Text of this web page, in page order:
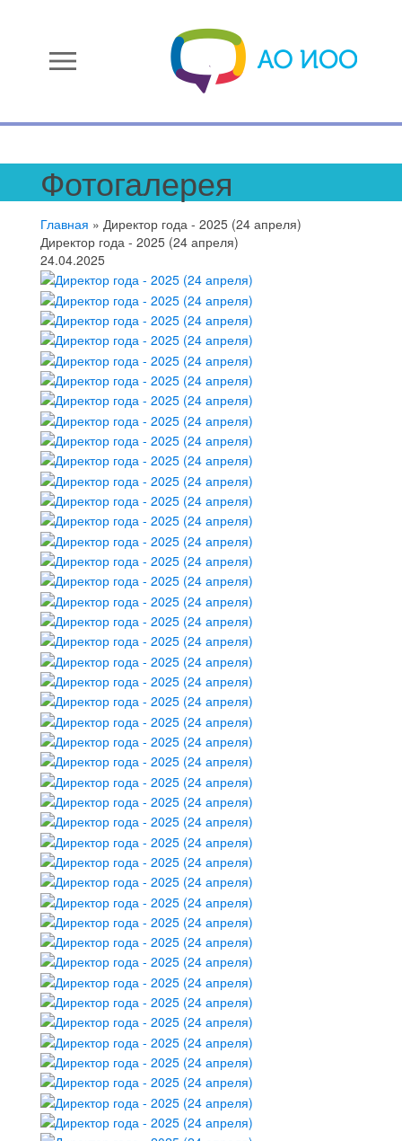
menu
Фотогалерея
Главная » Директор года - 2025 (24 апреля)
Директор года - 2025 (24 апреля)
24.04.2025